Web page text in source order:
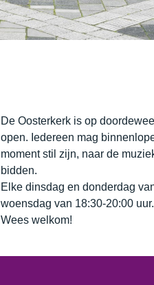
De Oosterkerk is op
open. Iedereen mag
moment stil zijn, naar de
bidden.
Elke dinsdag en donderdag
woensdag van 18:30-20:00 uur.
Wees welkom!